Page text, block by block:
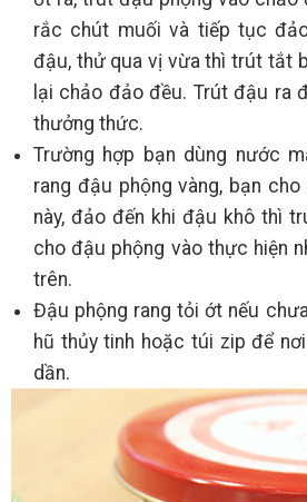
rắc chút muối và tiếp tục
đậu, thử qua vị vừa thì trút tắt
lại chảo đảo đều. Trút đậu ra
thưởng thức.
Trường hợp bạn dùng nước
rang đậu phộng vàng, bạn
này, đảo đến khi đậu khô thì
cho đậu phộng vào thực hiện
trên.
Đậu phộng rang tỏi ớt nếu
hũ thủy tinh hoặc túi zip để
dần.